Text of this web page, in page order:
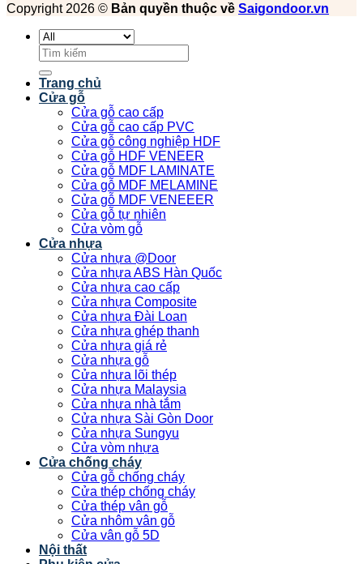
Copyright 2026 © Bản quyền thuộc về Saigondoor.vn
Tìm
kiếm:
Trang chủ
Cửa gỗ
Cửa gỗ cao cấp
Cửa gỗ cao cấp PVC
Cửa gỗ công nghiệp HDF
Cửa gỗ HDF VENEER
Cửa gỗ MDF LAMINATE
Cửa gỗ MDF MELAMINE
Cửa gỗ MDF VENEEER
Cửa gỗ tự nhiên
Cửa vòm gỗ
Cửa nhựa
Cửa nhựa @Door
Cửa nhựa ABS Hàn Quốc
Cửa nhựa cao cấp
Cửa nhựa Composite
Cửa nhựa Đài Loan
Cửa nhựa ghép thanh
Cửa nhựa giá rẻ
Cửa nhựa gỗ
Cửa nhựa lõi thép
Cửa nhựa Malaysia
Cửa nhựa nhà tắm
Cửa nhựa Sài Gòn Door
Cửa nhựa Sungyu
Cửa vòm nhựa
Cửa chống cháy
Cửa gỗ chống cháy
Cửa thép chống cháy
Cửa thép vân gỗ
Cửa nhôm vân gỗ
Cửa vân gỗ 5D
Nội thất